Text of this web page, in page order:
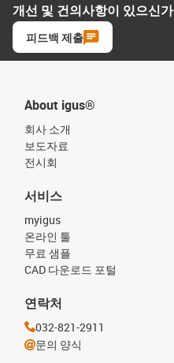
개선 및 건의사항이 있으신
피드백 제출
About igus®
회사 소개
보도자료
전시회
서비스
myigus
온라인 툴
무료 샘플
CAD 다운로드 포털
연락처
032-821-2911
문의 양식